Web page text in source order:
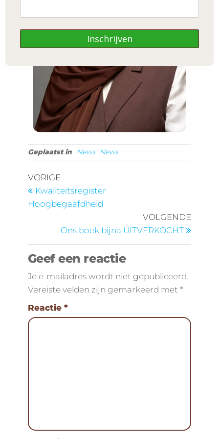
Geplaatst in News News
VORIGE
Kwaliteitsregister
Hoogbegaafdheid
VOLGENDE
Ons boek bijna UITVERKOCHT
Geef een reactie
Je e-mailadres wordt niet gepubliceerd.
Vereiste velden zijn gemarkeerd met *
Reactie *
Inschrijven